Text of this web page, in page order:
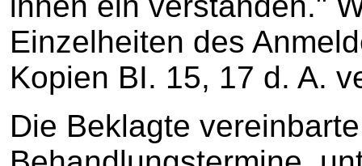
Einzelheiten des
Kopien BI. 15, 17 d. A.
Die Beklagte